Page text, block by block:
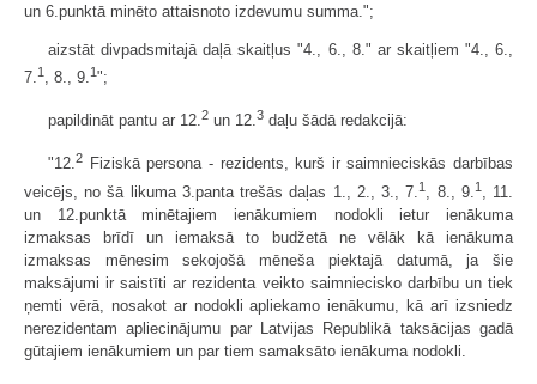
un 6.punktā minēto attaisnoto izdevumu summa.";
aizstāt divpadsmitajā daļā skaitļus "4., 6., 8." ar skaitļiem "4., 6.,
7. 1 , 8., 9. 1";
papildināt pantu ar 12.2 un 12.3 daļu šādā redakcijā:
"12.2
Fiziskā persona - rezidents, kurš ir saimnieciskās darbības
veicējs, no šā likuma 3.panta trešās daļas 1., 2., 3., 7.1 , 8., 9. 1, 11.
un 12.punktā minētajiem ienākumiem nodokli ietur ienākuma
izmaksas brīdī un iemaksā to budžetā ne vēlāk kā ienākuma
izmaksas mēnesim sekojošā mēneša piektajā datumā, ja šie
maksājumi ir saistīti ar rezidenta veikto saimniecisko darbību un tiek
ņemti vērā, nosakot ar nodokli apliekamo ienākumu, kā arī izsniedz
nerezidentam apliecinājumu par Latvijas Republikā taksācijas gadā
gūtajiem ienākumiem un par tiem samaksāto ienākuma nodokli.